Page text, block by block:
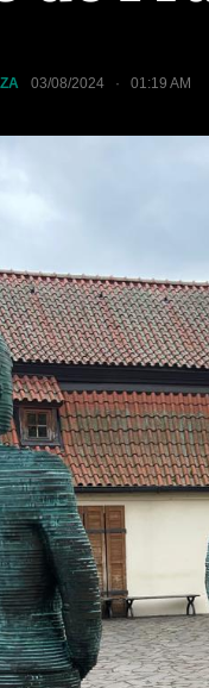
03/08/2024 · 01:19 AM